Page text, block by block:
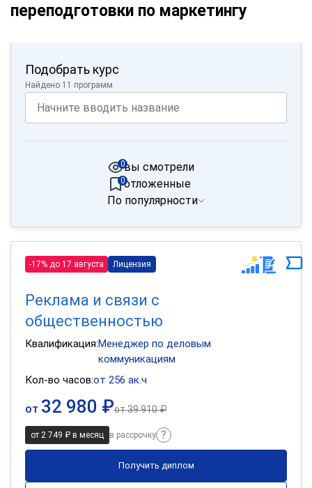
переподготовки по маркетингу
Подобрать курс
Найдено 11 программ
вы смотрели
0
отложенные
0
По популярности
-17% до 17 августа Лицензия
Реклама и связи с
общественностью
Квалификация:Менеджер по деловым
коммуникациям
Кол-во часов:от 256 ак.ч
от 32 980 ₽от39 910 ₽
от 2 749 ₽ в месяц в рассрочку
Получить диплом